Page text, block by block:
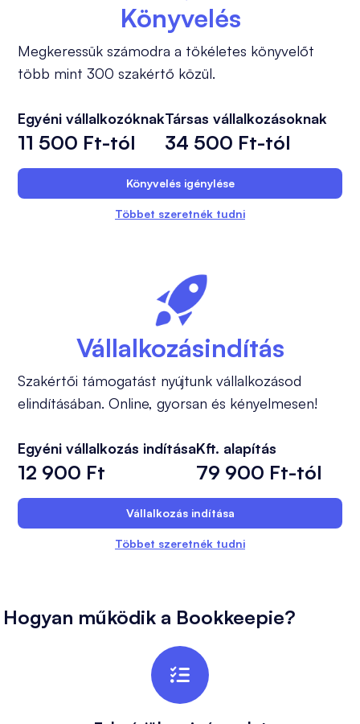
Könyvelés
Megkeressük számodra a tökéletes könyvelőt
több mint 300 szakértő közül.
Egyéni vállalkozóknak
11 500 Ft-tól
Társas vállalkozásoknak
34 500 Ft-tól
Könyvelés igénylése
Többet szeretnék tudni
Vállalkozásindítás
Szakértői támogatást nyújtunk vállalkozásod
elindításában. Online, gyorsan és kényelmesen!
Egyéni vállalkozás indítása
12 900 Ft
Kft. alapítás
79 900 Ft-tól
Vállalkozás indítása
Többet szeretnék tudni
Hogyan működik a Bookkeepie?
